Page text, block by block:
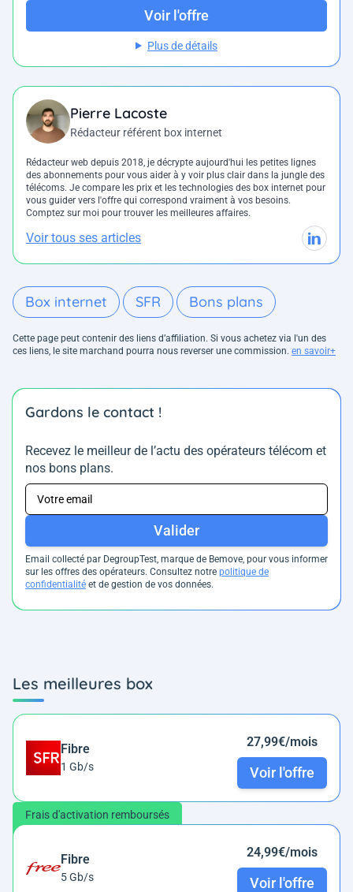
Voir l'offre
Plus de détails
Pierre Lacoste
Rédacteur référent box internet
Rédacteur web depuis 2018, je décrypte aujourd'hui les petites lignes
des abonnements pour vous aider à y voir plus clair dans la jungle des
télécoms. Je compare les prix et les technologies des box internet pour
vous guider vers l'offre qui correspond vraiment à vos besoins.
Comptez sur moi pour trouver les meilleures affaires.
Voir tous ses articles
Box internet SFR Bons plans
Cette page peut contenir des liens d’affiliation. Si vous achetez via l'un des
ces liens, le site marchand pourra nous reverser une commission. en savoir+
Gardons le contact !
Recevez le meilleur de l’actu des opérateurs télécom et
nos bons plans.
Valider
Email collecté par DegroupTest, marque de Bemove, pour vous informer
sur les offres des opérateurs. Consultez notre politique de
confidentialité et de gestion de vos données.
Les meilleures box
Fibre
1 Gb/s
27,99€/mois
Voir l'offre
Frais d'activation remboursés
Fibre
5 Gb/s
24,99€/mois
Voir l'offre